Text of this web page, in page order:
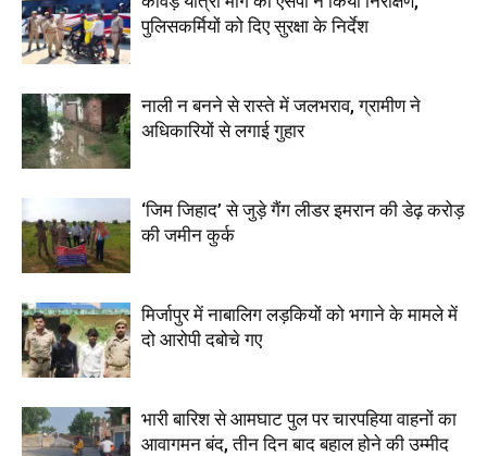
पुलिसकर्मियों को दिए सुरक्षा के निर्देश
नाली न बनने से रास्ते में जलभराव, ग्रामीण ने
अधिकारियों से लगाई गुहार
‘जिम जिहाद’ से जुड़े गैंग लीडर इमरान की डेढ़ करोड़
की जमीन कुर्क
मिर्जापुर में नाबालिग लड़कियों को भगाने के मामले में
दो आरोपी दबोचे गए
भारी बारिश से आमघाट पुल पर चारपहिया वाहनों का
आवागमन बंद, तीन दिन बाद बहाल होने की उम्मीद